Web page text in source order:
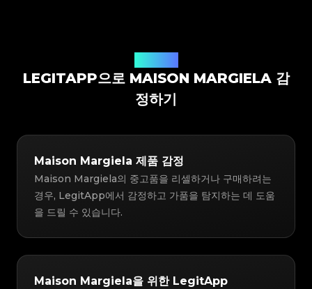
LEGITAPP으로 MAISON MARGIELA 감
정하기
Maison Margiela 제품 감정
Maison Margiela의 중고품을 리셀하거나 구매하려는
경우, LegitApp에서 감정하고 가품을 탐지하는 데 도움
을 드릴 수 있습니다.
Maison Margiela을 위한 LegitApp